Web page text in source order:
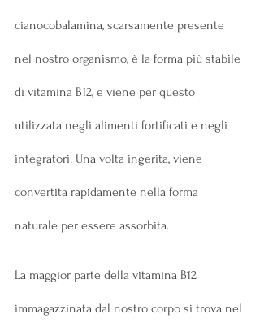
cianocobalamina, scarsamente presente
nel nostro organismo, è la forma più stabile
di vitamina B12, e viene per questo
utilizzata negli alimenti fortificati e negli
integratori. Una volta ingerita, viene
convertita rapidamente nella forma
naturale per essere assorbita.
La maggior parte della vitamina B12
immagazzinata dal nostro corpo si trova nel